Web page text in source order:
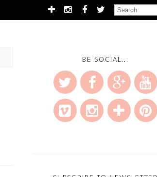
BE SOCIAL...